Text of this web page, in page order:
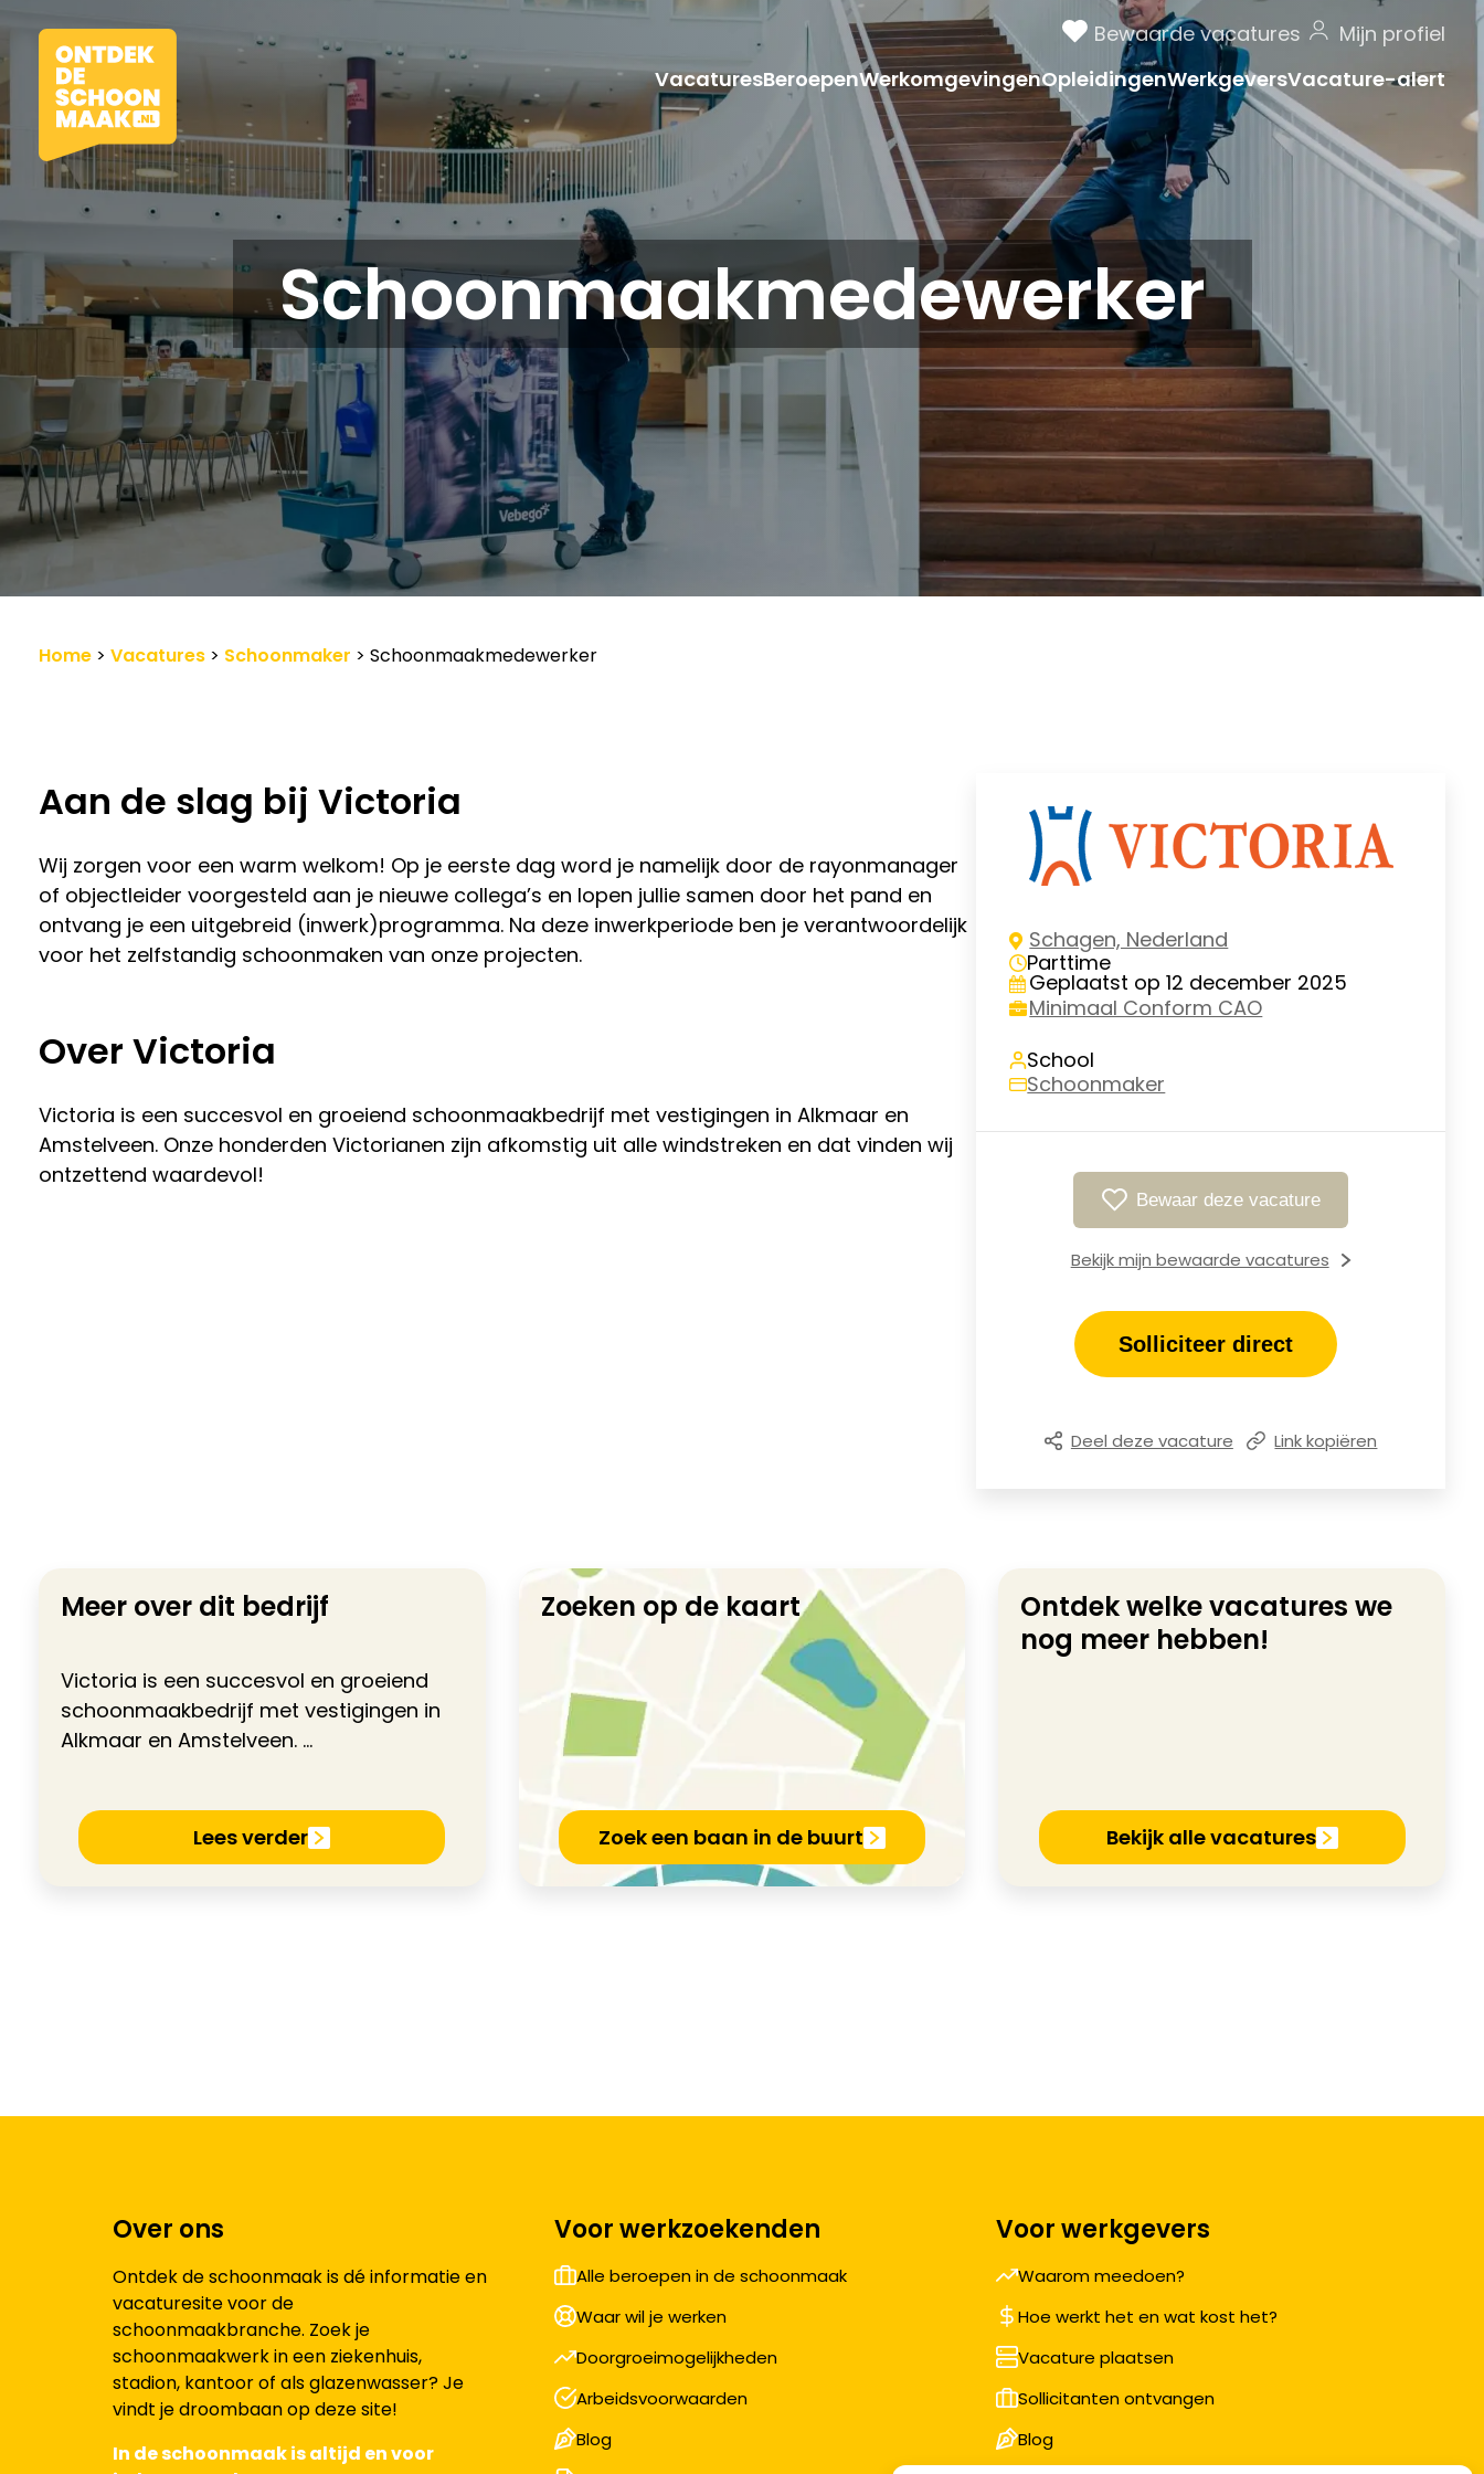
Bewaarde vacatures
Mijn profiel
VacaturesBeroepenWerkomgevingenOpleidingenWerkgeversVacature-alert
Schoonmaakmedewerker
Home > Vacatures > Schoonmaker > Schoonmaakmedewerker
Aan de slag bij Victoria
Wij zorgen voor een warm welkom! Op je eerste dag word je namelijk door de rayonmanager
of objectleider voorgesteld aan je nieuwe collega’s en lopen jullie samen door het pand en
ontvang je een uitgebreid (inwerk)programma. Na deze inwerkperiode ben je verantwoordelijk
voor het zelfstandig schoonmaken van onze projecten.
Over Victoria
Victoria is een succesvol en groeiend schoonmaakbedrijf met vestigingen in Alkmaar en
Amstelveen. Onze honderden Victorianen zijn afkomstig uit alle windstreken en dat vinden wij
ontzettend waardevol!
Schagen, Nederland
Parttime
Geplaatst op 12 december 2025
Minimaal Conform CAO
School
Schoonmaker
Bewaar deze vacature
Bekijk mijn bewaarde vacatures
Solliciteer direct
Deel deze vacature Link kopiëren
Meer over dit bedrijf
Victoria is een succesvol en groeiend
schoonmaakbedrijf met vestigingen in
Alkmaar en Amstelveen. ...
Lees verder
Zoeken op de kaart
Zoek een baan in de buurt
Ontdek welke vacatures we
nog meer hebben!
Bekijk alle vacatures
Over ons
Ontdek de schoonmaak is dé informatie en
vacaturesite voor de
schoonmaakbranche. Zoek je
schoonmaakwerk in een ziekenhuis,
stadion, kantoor of als glazenwasser? Je
vindt je droombaan op deze site!
In de schoonmaak is altijd en voor
Voor werkzoekenden
Alle beroepen in de schoonmaak
Waar wil je werken
Doorgroeimogelijkheden
Arbeidsvoorwaarden
Blog
Voor werkgevers
Waarom meedoen?
Hoe werkt het en wat kost het?
Vacature plaatsen
Sollicitanten ontvangen
Blog
Vacatures
Beroepen
Werkomgevingen
Opleidingen
Werkgevers